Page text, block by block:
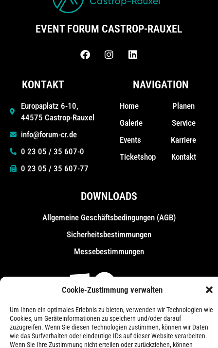
Cookie-Zustimmung verwalten
Um Ihnen ein optimales Erlebnis zu bieten, verwenden wir Technologien wie
Cookies, um Geräteinformationen zu speichern und/oder darauf
zuzugreifen. Wenn Sie diesen Technologien zustimmen, können wir Daten
wie das Surfverhalten oder eindeutige IDs auf dieser Website verarbeiten.
Wenn Sie Ihre Zustimmung nicht erteilen oder zurückziehen, können
EVENT FORUM CASTROP-RAUXEL
KONTAKT
Europaplatz 6-10,
44575 Castrop-Rauxel
info@forum-cr.de
0 23 05 / 35 607-0
0 23 05 / 35 607-77
NAVIGATION
Home
Galerie
Events
Ticketshop
Planen
Service
Karriere
Kontakt
DOWNLOADS
Allgemeine Geschäfts­bedingungen (AGB)
Sicherheitsbestimmungen
Messebestimmungen